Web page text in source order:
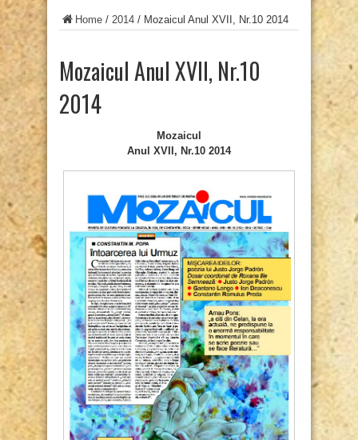
Home / 2014 / Mozaicul Anul XVII, Nr.10 2014
Mozaicul Anul XVII, Nr.10
2014
Mozaicul
Anul XVII, Nr.10 2014